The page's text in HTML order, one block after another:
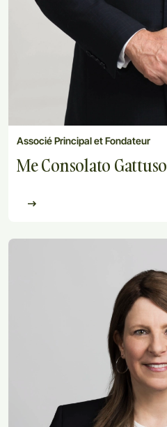
Associé Principal et Fondateur
Me Consolato Gattuso